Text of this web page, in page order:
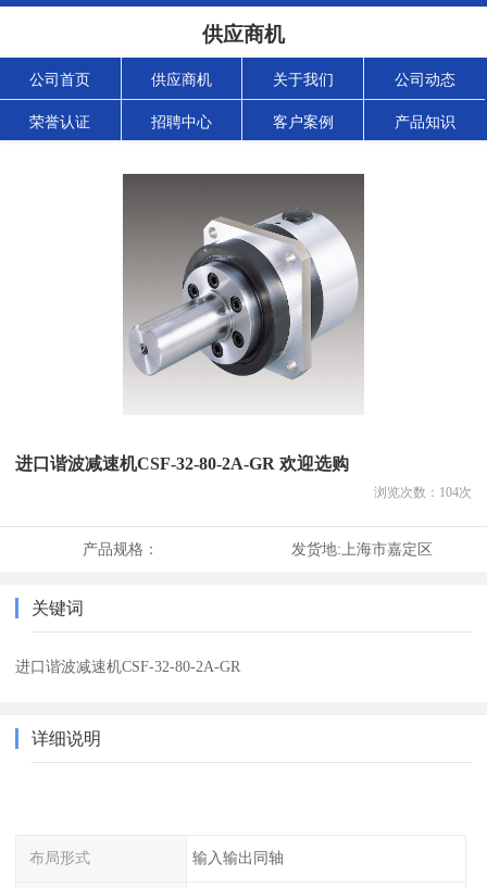
供应商机
公司首页 供应商机 关于我们 公司动态
荣誉认证 招聘中心 客户案例 产品知识
进口谐波减速机CSF-32-80-2A-GR 欢迎选购
浏览次数： 104次
产品规格： 发货地: 上海市嘉定区
关键词
进口谐波减速机CSF-32-80-2A-GR
详细说明
布局形式 输入输出同轴